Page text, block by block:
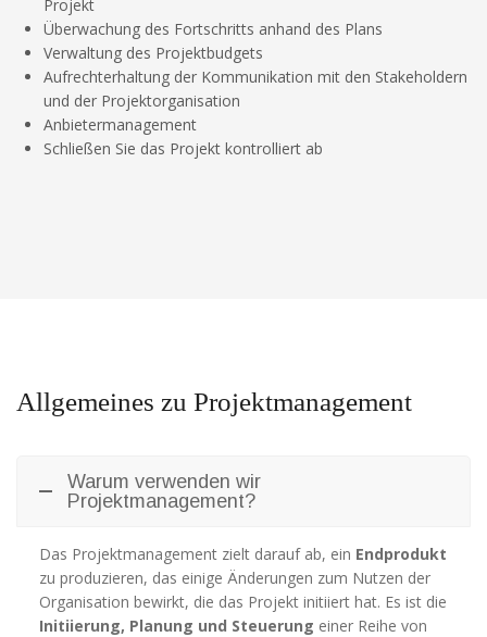
Projekt
Überwachung des Fortschritts anhand des Plans
Verwaltung des Projektbudgets
Aufrechterhaltung der Kommunikation mit den Stakeholdern
und der Projektorganisation
Anbietermanagement
Schließen Sie das Projekt kontrolliert ab
Allgemeines zu Projektmanagement
Warum verwenden wir
Projektmanagement?
Das Projektmanagement zielt darauf ab, ein Endprodukt
zu produzieren, das einige Änderungen zum Nutzen der
Organisation bewirkt, die das Projekt initiiert hat. Es ist die
Initiierung, Planung und Steuerung einer Reihe von